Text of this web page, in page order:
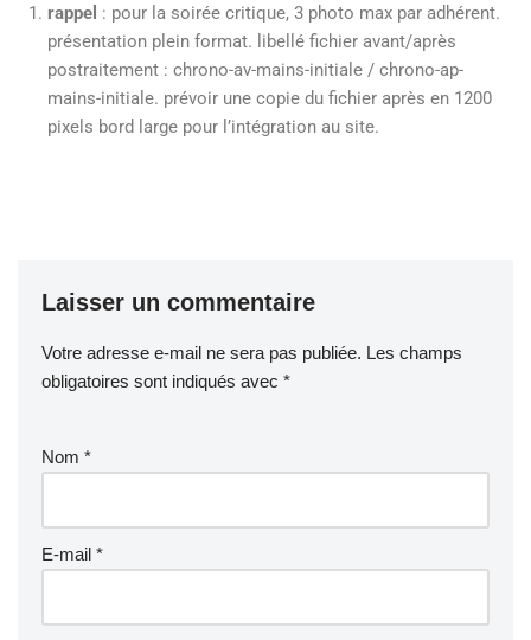
rappel : pour la soirée critique, 3 photo max par adhérent.
présentation plein format. libellé fichier avant/après
postraitement : chrono-av-mains-initiale / chrono-ap-
mains-initiale. prévoir une copie du fichier après en 1200
pixels bord large pour l’intégration au site.
Laisser un commentaire
Votre adresse e-mail ne sera pas publiée. Les champs
obligatoires sont indiqués avec *
Nom *
E-mail *